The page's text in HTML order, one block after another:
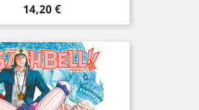
Prix
14,20 €